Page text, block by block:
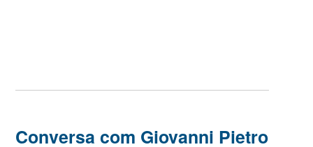
Conversa com Giovanni Pietro